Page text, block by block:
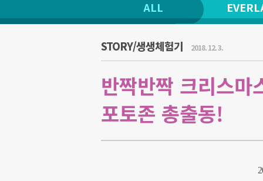
ALL
STORY/생생체험기 2018. 12. 3.
반짝반짝 크리스
포토존 총출동!